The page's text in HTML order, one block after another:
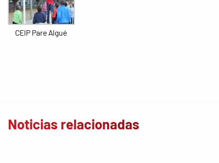
CEIP Pare Algué
Noticias relacionadas